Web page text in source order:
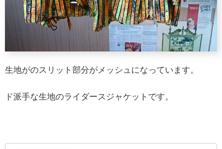
生地がのスリット部分がメッシュになっています。
ド派手な生地のライダースジャケットです。